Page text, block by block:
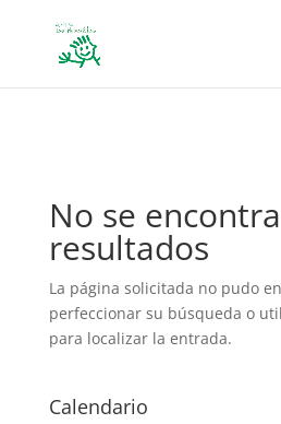
No se
resultados
La página solicitada no pudo
perfeccionar su búsqueda o
para localizar la entrada.
Calendario